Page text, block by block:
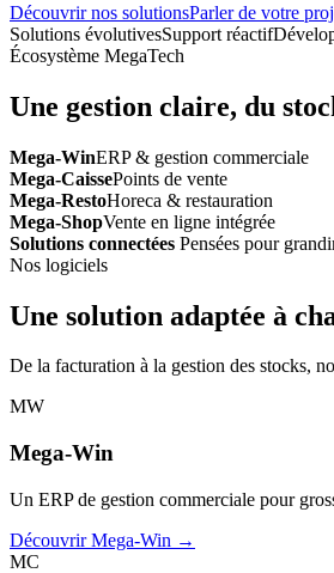
Découvrir nos solutionsParler de votre
Solutions évolutivesSupport réactif
Écosystème MegaTech
Une gestion claire, du
Mega-WinERP & gestion commerciale
Mega-CaissePoints de vente
Mega-RestoHoreca & restauration
Mega-ShopVente en ligne intégrée
Solutions connectées Pensées pour
Nos logiciels
Une solution adaptée à
De la facturation à la gestion des stocks,
MW
Mega-Win
Un ERP de gestion commerciale pour
Découvrir Mega-Win →
MC